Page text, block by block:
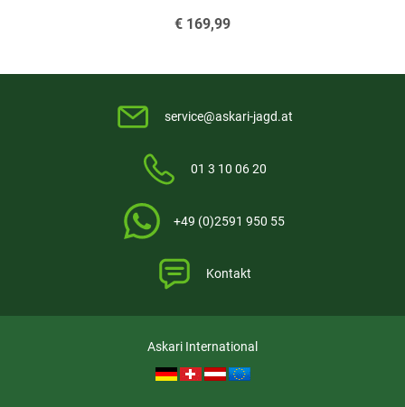
€ 169,99
service@askari-jagd.at
01 3 10 06 20
+49 (0)2591 950 55
Kontakt
Askari International